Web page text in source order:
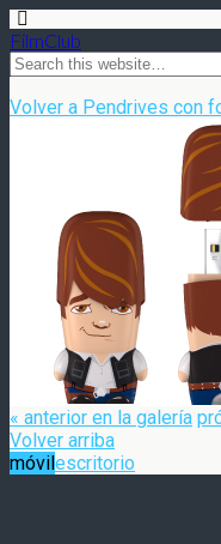
FilmClub
Volver a Pendrives con
« anterior en la galería
Volver arriba
móvilescritorio